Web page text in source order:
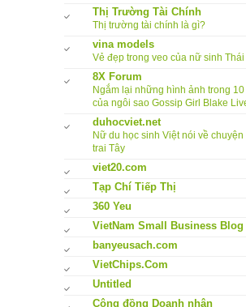
Thị Trường Tài Chính
Thị trường tài chính là gì?
vina models
Vẻ đẹp trong veo của nữ sinh
8X Forum
Ngắm lại những hình ảnh trong
của ngôi sao Gossip Girl Blake
duhocviet.net
Nữ du học sinh Việt nói về chuyện
trai Tây
viet20.com
Tạp Chí Tiếp Thị
360 Yeu
VietNam Small Business Blog
banyeusach.com
VietChips.Com
Untitled
Cộng đồng Doanh nhân